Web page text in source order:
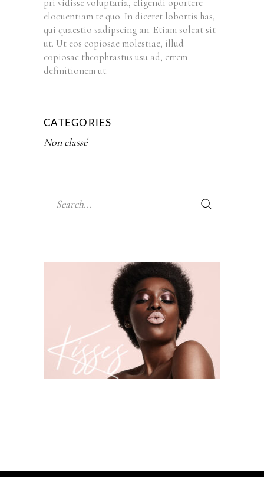
eloquentiam te quo. In diceret lobortis has,
qui quaestio sadipscing an. Etiam soleat sit
ut. Ut eos copiosae molestiae, illud
copiosae theophrastus usu ad, errem
definitionem ut.
CATEGORIES
Non classé